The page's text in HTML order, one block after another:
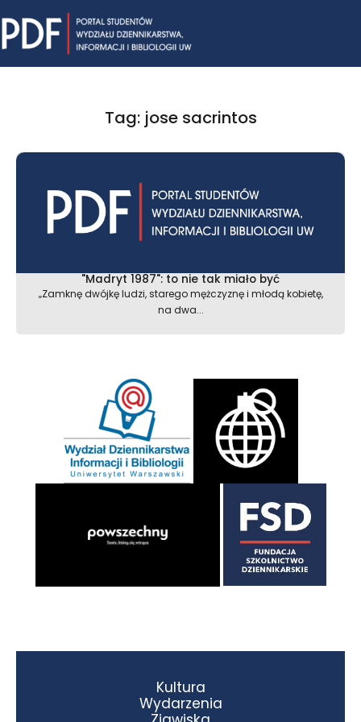
to
content
Tag: jose sacrintos
"Madryt 1987": to nie tak miało być
„Zamknę dwójkę ludzi, starego mężczyznę i młodą kobietę,
na dwa...
Kultura
Wydarzenia